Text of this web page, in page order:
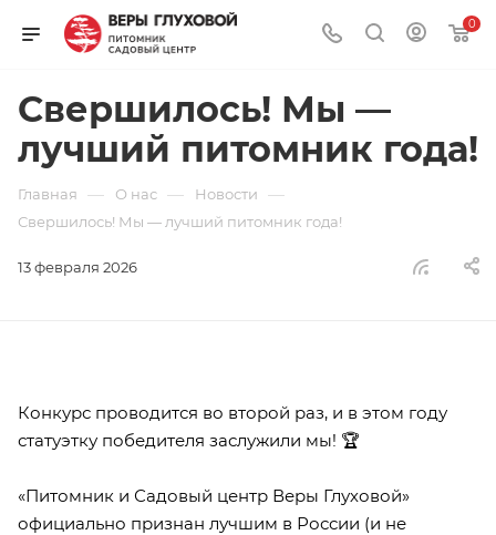
0
Свершилось! Мы —
лучший питомник года!
Главная — О нас — Новости —
Свершилось! Мы — лучший питомник года!
13 февраля 2026
Конкурс проводится во второй раз, и в этом году
статуэтку победителя заслужили мы! 🏆
«Питомник и Садовый центр Веры Глуховой»
официально признан лучшим в России (и не